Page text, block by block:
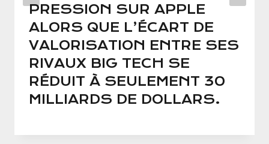
PRESSION SUR APPLE
ALORS QUE L’ÉCART DE
VALORISATION ENTRE SES
RIVAUX BIG TECH SE
RÉDUIT À SEULEMENT 30
MILLIARDS DE DOLLARS.